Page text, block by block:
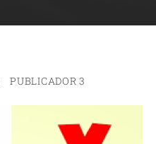
PUBLICADOR 3